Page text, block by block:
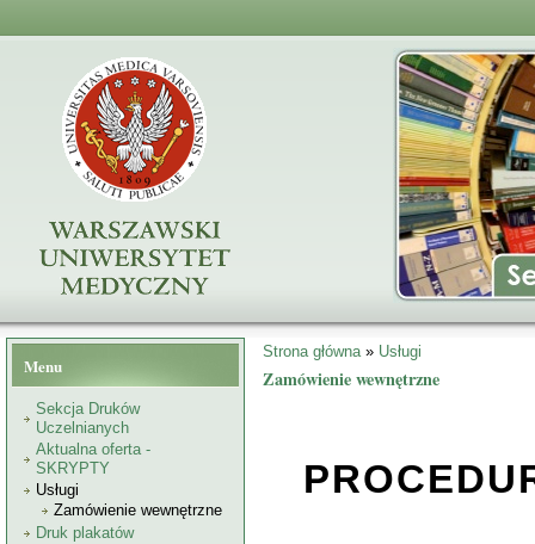
Menu
Sekcja Druków
Uczelnianych
Aktualna oferta -
SKRYPTY
Usługi
Zamówienie wewnętrzne
Druk plakatów
Jesteś tutaj
Strona główna» Usługi
Zamówienie wewnętrzne